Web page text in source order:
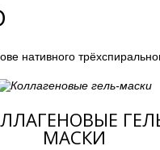
нативного
МАСКИ